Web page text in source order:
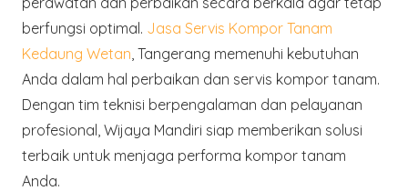
berfungsi optimal. Jasa Servis Kompor Tanam
Kedaung Wetan, Tangerang memenuhi kebutuhan
Anda dalam hal perbaikan dan servis kompor tanam.
Dengan tim teknisi berpengalaman dan pelayanan
profesional, Wijaya Mandiri siap memberikan solusi
terbaik untuk menjaga performa kompor tanam
Anda.